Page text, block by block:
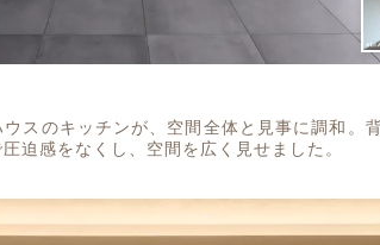
スのキッチンが、空間全体と見事に調和。
迫感をなくし、空間を広く見せました。